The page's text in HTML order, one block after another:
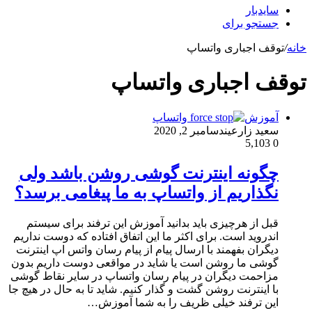
سایدبار
جستجو برای
خانه/توقف اجباری واتساپ
توقف اجباری واتساپ
آموزش
سعید زارعیندسامبر 2, 2020
0
چگونه اینترنت گوشی روشن باشد ولی
نگذاریم از واتساپ به ما پیغامی برسد؟
قبل از هرچیزی باید بدانید آموزش این ترفند برای سیستم
اندروید است. برای اکثر ما این اتفاق افتاده که دوست نداریم
دیگران بفهمند با ارسال پیام از پیام رسان واتس اپ اینترنت
گوشی ما روشن است یا شاید در مواقعی دوست داریم بدون
مزاحمت دیگران در پیام رسان واتساپ در سایر نقاط گوشی
با اینترنت روشن گشت و گذار کنیم. شاید تا به حال در هیچ جا
این ترفند خیلی ظریف را به شما آموزش…